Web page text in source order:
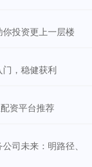
投资更上一层楼
，稳健获利
资平台推荐
司未来：明路径、